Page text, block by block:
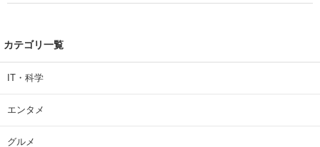
カテゴリ一覧
IT・科学
エンタメ
グルメ